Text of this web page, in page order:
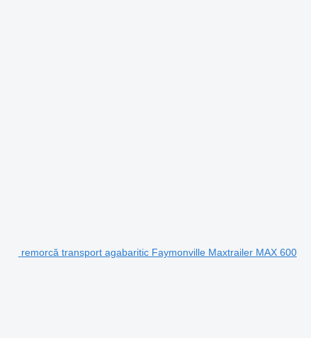
remorcă transport agabaritic Faymonville Maxtrailer MAX 600